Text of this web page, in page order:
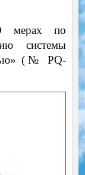
мерах по
системы
(№ PQ-